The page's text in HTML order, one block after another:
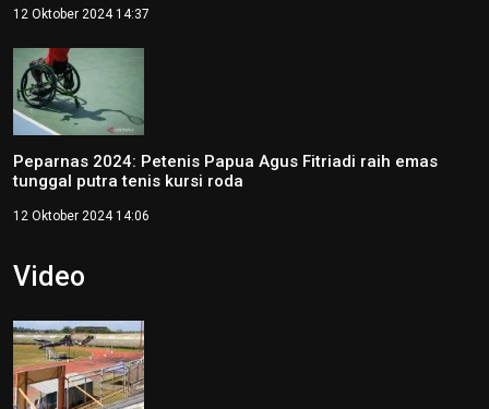
12 Oktober 2024 14:37
Peparnas 2024: Petenis Papua Agus Fitriadi raih emas
tunggal putra tenis kursi roda
12 Oktober 2024 14:06
Video